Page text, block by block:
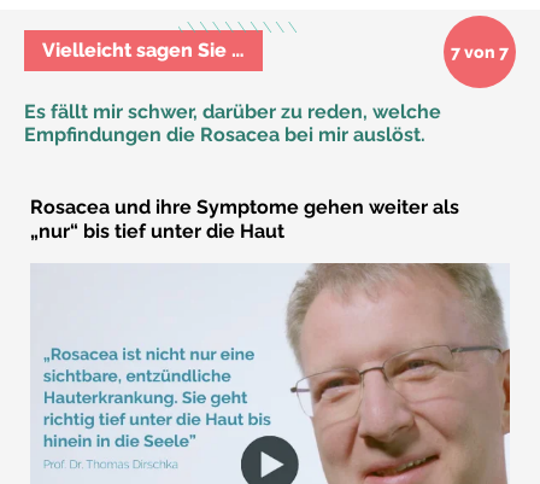
Es fällt mir schwer, darüber zu reden, welche
Empfindungen die Rosacea bei mir auslöst.
Vielleicht sagen Sie … 7 von 7
Rosacea und ihre Symptome gehen weiter als
„nur“ bis tief unter die Haut